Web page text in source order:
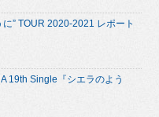
” TOUR 2020-2021 レポート
19th Single『シエラのよう